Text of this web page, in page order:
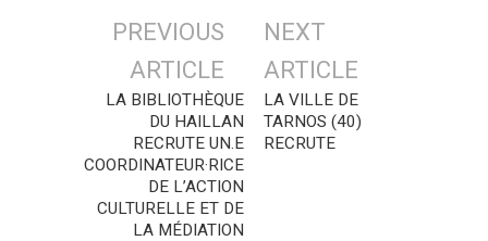
Navigation
articles
PREVIOUS
ARTICLE
LA BIBLIOTHÈQUE
DU HAILLAN
RECRUTE UN.E
COORDINATEUR·RICE
DE L’ACTION
CULTURELLE ET DE
LA MÉDIATION
NEXT
ARTICLE
LA VILLE DE
TARNOS (40)
RECRUTE